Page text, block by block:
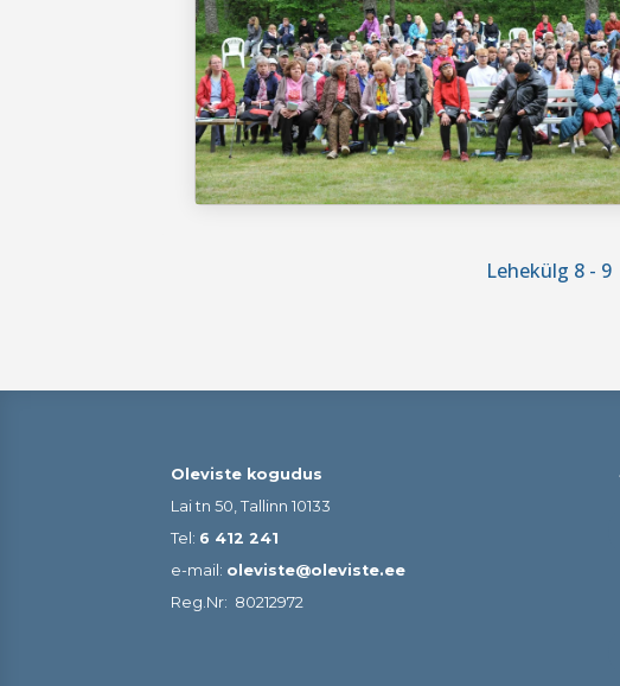
Lehekülg 8 - 9
Oleviste kogudus
Lai tn 50, Tallinn 10133
Tel: 6 412 241
e-mail: oleviste@oleviste.ee
Reg.Nr: 80212972